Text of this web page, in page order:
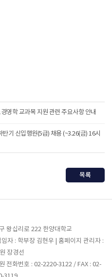
영학 교과목 지원 관련 주요사항 안내
기 신입행원(5급) 채용 (~3.26(금) 16시
목록
왕십리로 222 한양대학교
자 : 학부장 김현우 | 홈페이지 관리자 :
장경선
전화번호 : 02-2220-3122 / FAX : 02-